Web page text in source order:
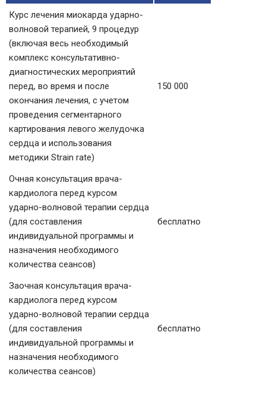
Курс лечения миокарда ударно-
волновой терапией, 9 процедур
(включая весь необходимый
комплекс консультативно-
диагностических мероприятий
перед, во время и после
окончания лечения, с учетом
проведения сегментарного
картирования левого желудочка
сердца и использования
методики Strain rate)
150 000
Очная консультация врача-
кардиолога перед курсом
ударно-волновой терапии сердца
(для составления
индивидуальной программы и
назначения необходимого
количества сеансов)
бесплатно
Заочная консультация врача-
кардиолога перед курсом
ударно-волновой терапии сердца
(для составления
индивидуальной программы и
назначения необходимого
количества сеансов)
бесплатно